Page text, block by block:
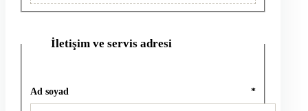
İletişim ve servis adresi
Ad soyad *